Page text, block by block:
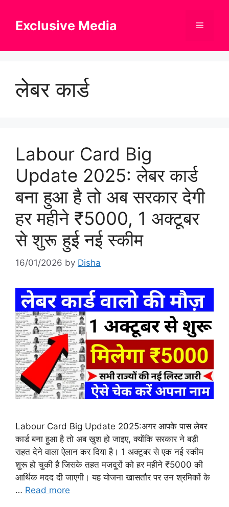
contentExclusive Media Menu
लेबर कार्ड
Labour Card Big
Update 2025: लेबर कार्ड
बना हुआ है तो अब सरकार देगी
हर महीने ₹5000, 1 अक्टूबर
से शुरू हुई नई स्कीम
16/01/2026 by Disha
Labour Card Big Update 2025:अगर आपके पास लेबर
कार्ड बना हुआ है तो अब खुश हो जाइए, क्योंकि सरकार ने बड़ी
राहत देने वाला ऐलान कर दिया है। 1 अक्टूबर से एक नई स्कीम
शुरू हो चुकी है जिसके तहत मजदूरों को हर महीने ₹5000 की
आर्थिक मदद दी जाएगी। यह योजना खासतौर पर उन श्रमिकों के
… Read more